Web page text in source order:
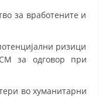
за вработените и
ризици
за одговор при
во хуманитарни